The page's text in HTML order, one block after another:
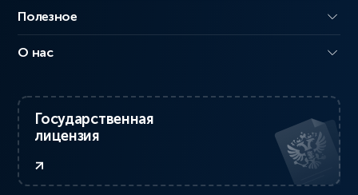
Полезное
О нас
Государственная
лицензия